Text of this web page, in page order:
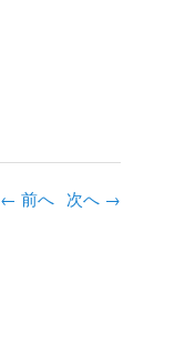
投稿ナビゲーシ
← 前へ 次へ →